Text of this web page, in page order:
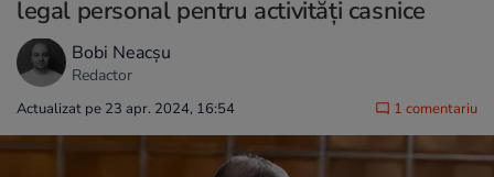
legal personal pentru activităţi casnice
Bobi Neacșu
Redactor
Actualizat pe 23 apr. 2024, 16:54 1 comentariu